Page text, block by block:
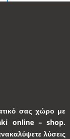
σας χώρο με
online – shop.
λύσεις